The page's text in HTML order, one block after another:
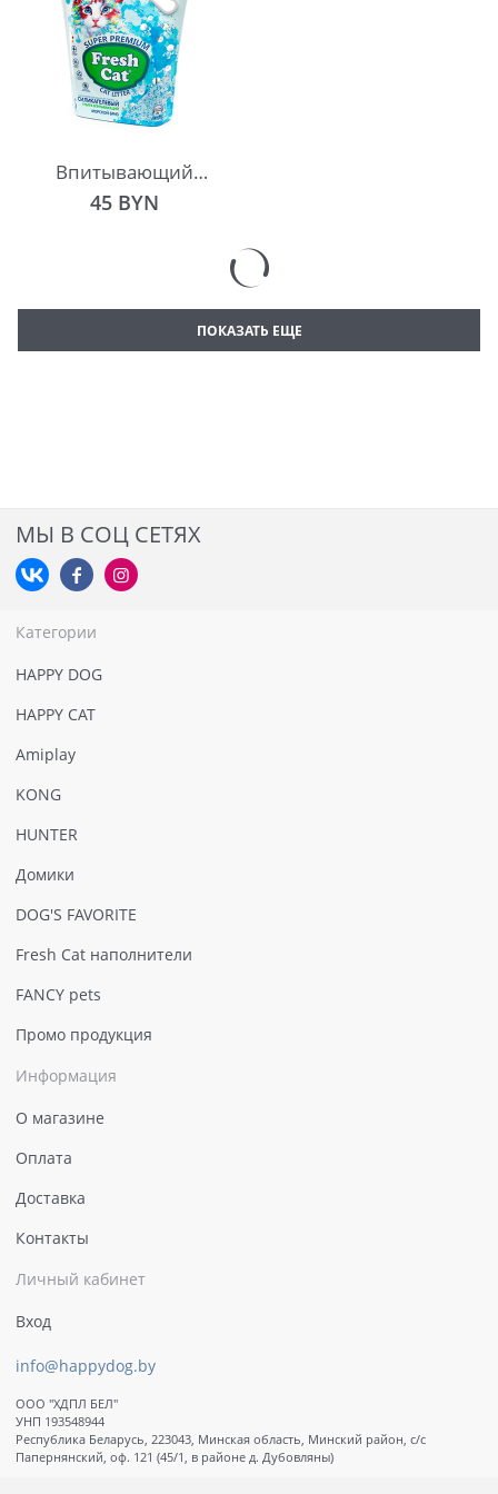
Впитывающий
силикагелевый
наполнитель Fresh
45 BYN
ПОКАЗАТЬ ЕЩЕ
МЫ В СОЦ СЕТЯХ
Категории
HAPPY DOG
HAPPY CAT
Amiplay
KONG
HUNTER
Домики
DOG'S FAVORITE
Fresh Cat наполнители
FANCY pets
Промо продукция
Информация
О магазине
Оплата
Доставка
Контакты
Личный кабинет
Вход
info@happydog.by
ООО "ХДПЛ БЕЛ"
УНП 193548944
Республика Беларусь, 223043, Минская область, Минский район, с/с
Папернянский, оф. 121 (45/1, в районе д. Дубовляны)